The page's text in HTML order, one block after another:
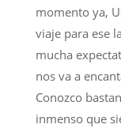
momento ya,
viaje para ese
mucha
nos va a
Conozco
inmenso que